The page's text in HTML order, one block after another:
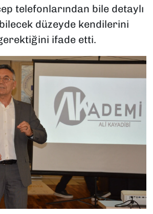
telefonlarından bile detaylı
düzeyde kendilerini
ifade etti.